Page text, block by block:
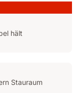
hält
Stauraum